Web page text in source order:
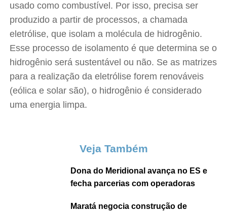
usado como combustível. Por isso, precisa ser
produzido a partir de processos, a chamada
eletrólise, que isolam a molécula de hidrogênio.
Esse processo de isolamento é que determina se o
hidrogênio será sustentável ou não. Se as matrizes
para a realização da eletrólise forem renováveis
(eólica e solar são), o hidrogênio é considerado
uma energia limpa.
Veja Também
Dona do Meridional avança no ES e
fecha parcerias com operadoras
Maratá negocia construção de